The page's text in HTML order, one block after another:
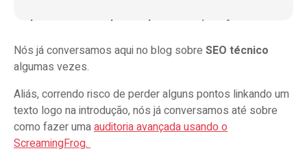
Isso acontece dentro da categoria ref_type =
Diferenças entre URLs citadas e não citadas
Relevância semântica e fan-out queries
Search Everywhere Optimization?
Nós já conversamos aqui no blog sobre SEO técnico
algumas vezes.
Aliás, correndo risco de perder alguns pontos linkando um
texto logo na introdução, nós já conversamos até sobre
como fazer umaauditoria avançada usando o
ScreamingFrog.